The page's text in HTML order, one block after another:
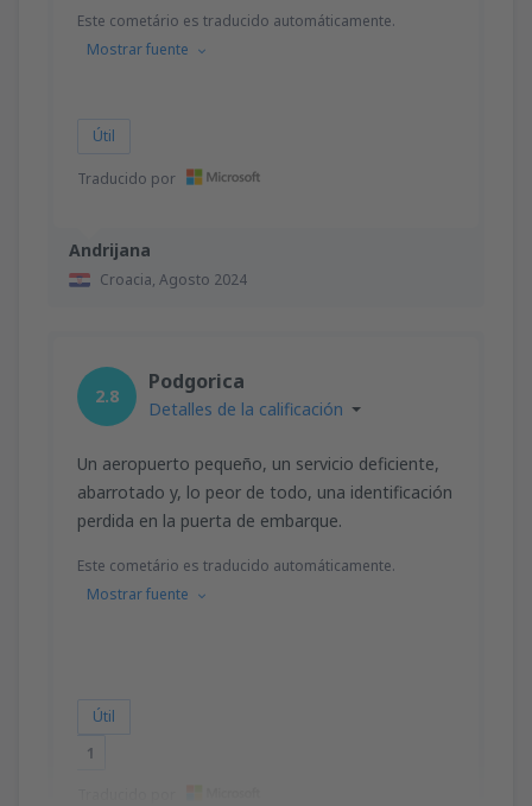
Andrijana
Croacia, Agosto 2024
Este cometário es traducido automáticamente.
Mostrar fuente
Útil
Traducido por
2.8
Podgorica
Detalles de la calificación
Un aeropuerto pequeño, un servicio deficiente,
abarrotado y, lo peor de todo, una identificación
perdida en la puerta de embarque.
Este cometário es traducido automáticamente.
Mostrar fuente
Útil
1